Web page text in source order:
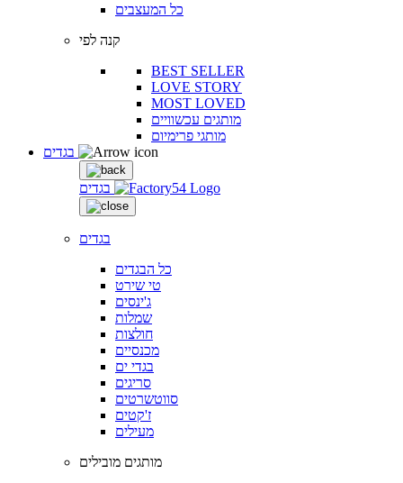
כל המעצבים
קנה לפי
BEST SELLER
LOVE STORY
MOST LOVED
מותגים עכשוויים
מותגי פרימיום
בגדים
בגדים
כל הבגדים
טי שירט
ג'ינסים
שמלות
חולצות
מכנסיים
בגדי ים
סריגים
סווטשרטים
ז'קטים
מעילים
מותגים מובילים